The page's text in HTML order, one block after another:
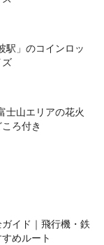
駅」のコインロッ
ズ
士山エリアの花火
ろ付き
イド｜飛行機・鉄
めルート